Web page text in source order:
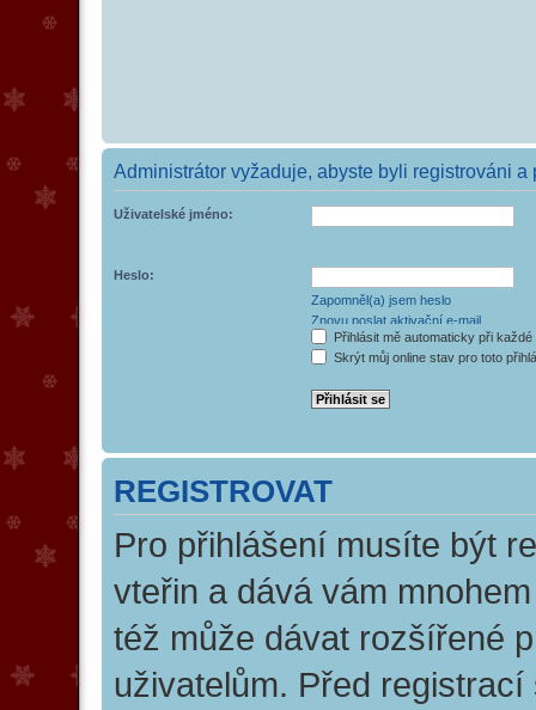
Administrátor vyžaduje, abyste byli registrováni
Uživatelské jméno:
Heslo:
Zapomněl(a) jsem heslo
Znovu poslat aktivační e-mail
Přihlásit mě automaticky při
Skrýt můj online stav pro toto
REGISTROVAT
Pro přihlášení musíte být
vteřin a dává vám
též může dávat rozšířené
uživatelům. Před